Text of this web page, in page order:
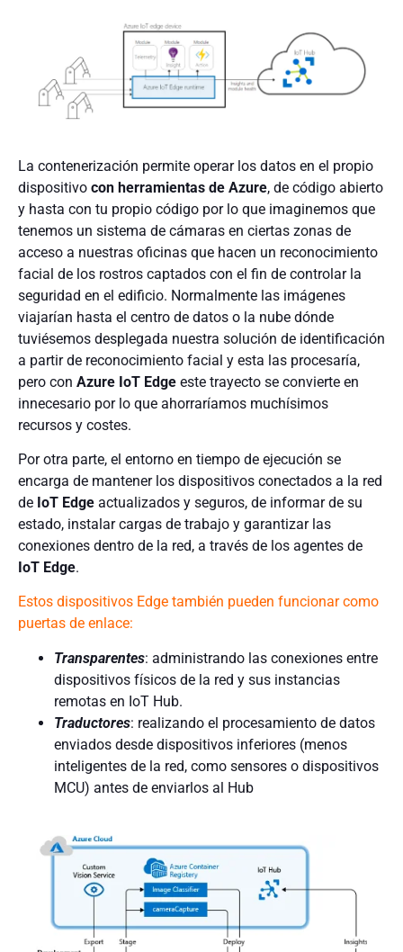
La contenerización permite operar los datos en el propio
dispositivo con herramientas de Azure, de código abierto
y hasta con tu propio código por lo que imaginemos que
tenemos un sistema de cámaras en ciertas zonas de
acceso a nuestras oficinas que hacen un reconocimiento
facial de los rostros captados con el fin de controlar la
seguridad en el edificio. Normalmente las imágenes
viajarían hasta el centro de datos o la nube dónde
tuviésemos desplegada nuestra solución de identificación
a partir de reconocimiento facial y esta las procesaría,
pero con Azure IoT Edge este trayecto se convierte en
innecesario por lo que ahorraríamos muchísimos
recursos y costes.
Por otra parte, el entorno en tiempo de ejecución se
encarga de mantener los dispositivos conectados a la red
de IoT Edge actualizados y seguros, de informar de su
estado, instalar cargas de trabajo y garantizar las
conexiones dentro de la red, a través de los agentes de
IoT Edge.
Estos dispositivos Edge también pueden funcionar como
puertas de enlace:
Transparentes: administrando las conexiones entre
dispositivos físicos de la red y sus instancias
remotas en IoT Hub.
Traductores: realizando el procesamiento de datos
enviados desde dispositivos inferiores (menos
inteligentes de la red, como sensores o dispositivos
MCU) antes de enviarlos al Hub